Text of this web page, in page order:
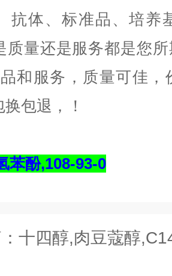
抗体、标准品、培养
质量还是服务都是您
和服务，质量可佳，
包退，！
苯酚,108-93-0
十四醇,肉豆蔻醇